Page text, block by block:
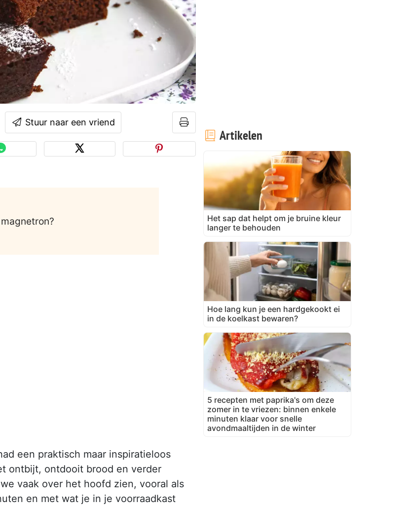
Stuur naar een vriend
een praktisch maar inspiratieloos
ontbijt, ontdooit brood en verder
vaak over het hoofd zien, vooral als
en met wat je in je voorraadkast
Artikelen
Het sap dat helpt om je bruine kleur
langer te behouden
Hoe lang kun je een hardgekookt ei
in de koelkast bewaren?
5 recepten met paprika's om deze
zomer in te vriezen: binnen enkele
minuten klaar voor snelle
avondmaaltijden in de winter